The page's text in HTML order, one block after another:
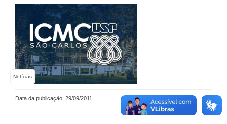
Notícias
Data da publicação: 29/09/2011